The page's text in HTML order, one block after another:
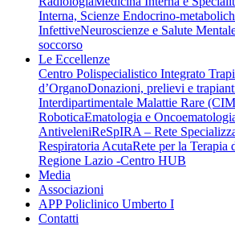
Interna, Scienze Endocrino-
InfettiveNeuroscienze e Salute
soccorso
Le Eccellenze
Centro Polispecialistico Integrato
d’OrganoDonazioni, prelievi e
Interdipartimentale Malattie Rare
RoboticaEmatologia e
AntiveleniReSpIRA – Rete
Respiratoria AcutaRete per la Terapia
Regione Lazio -Centro HUB
Media
Associazioni
APP Policlinico Umberto I
Contatti